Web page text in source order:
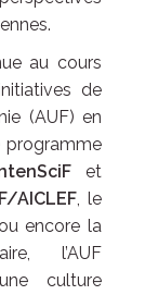
au cours
de
(AUF) en
programme
et
AICLEF, le
encore la
l’AUF
culture